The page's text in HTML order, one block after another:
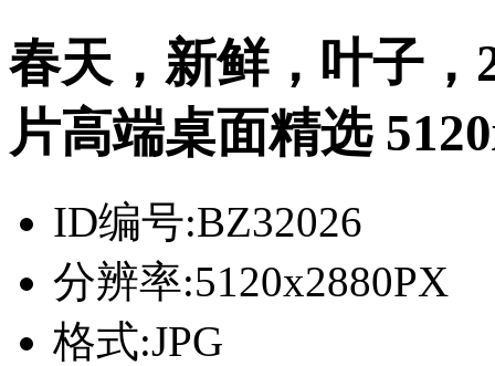
春天，新鲜，叶子
片高端桌面精选
ID编号:BZ32026
分辨率:5120x2880PX
格式:JPG